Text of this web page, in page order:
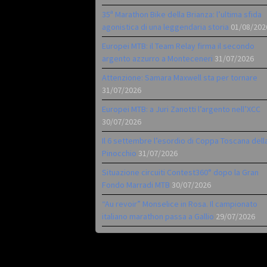
35ª Marathon Bike della Brianza: l’ultima sfida
agonistica di una leggendaria storia 01/08/
Europei MTB: il Team Relay firma il secondo
argento azzurro a Monteceneri 31/07/2026
Attenzione: Samara Maxwell sta per tornare
31/07/2026
Europei MTB: a Juri Zanotti l’argento nell’XCC
30/07/2026
Il 6 settembre l’esordio di Coppa Toscana
Pinocchio 31/07/2026
Situazione circuiti Contest360° dopo la Gran
Fondo Marradi MTB 30/07/2026
“Au revoir” Monselice in Rosa. Il campionato
italiano marathon passa a Gallio 29/07/2026